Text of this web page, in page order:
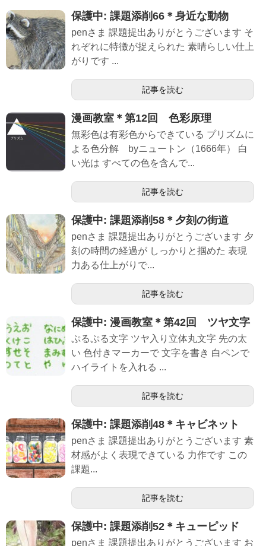
保護中: 課題添削66＊身近な動物
penさま 課題提出ありがとうございます そ
れぞれに特徴が捉えられた 素晴らしい仕上
がりです ...
記事を読む
漫画教室＊第12回 色彩原理
無彩色は有彩色からできている プリズムに
よる色分解 byニュートン（1666年） 白
い光は すべての色を含んで...
記事を読む
保護中: 課題添削58＊夕刻の街道
penさま 課題提出ありがとうございます 夕
刻の時間の経過が しっかりと掴めた 表現
力ある仕上がりで...
記事を読む
保護中: 漫画教室＊第42回 ツヤ文字
ぷるぷる文字 ツヤ入り立体丸文字 先の太
い 色付きマーカーで 文字を書き 白ペンで
ハイライトを入れる ...
記事を読む
保護中: 課題添削48＊キャビネット
penさま 課題提出ありがとうございます 素
材感がよく表現できている 力作です この
課題...
記事を読む
保護中: 課題添削52＊キューピッド
penさま 課題提出ありがとうございます お